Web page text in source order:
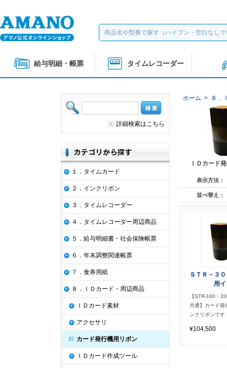
給与明細・帳票 タイムレコーダー
ホーム > ８．
ＩＤカード
表示方法：
並べ替え：
ＳＴＲ－３
用
【STR-100・
共通】カード発
ンクリボンです
¥104,500
詳細検索はこちら
１．タイムカード
２．インクリボン
３．タイムレコーダー
４．タイムレコーダー周辺商品
５．給与明細書・社会保険帳票
６．年末調整関連帳票
７．食券用紙
８．ＩＤカード・周辺商品
ＩＤカード素材
アクセサリ
カード発行機用リボン
ＩＤカード作成ツール